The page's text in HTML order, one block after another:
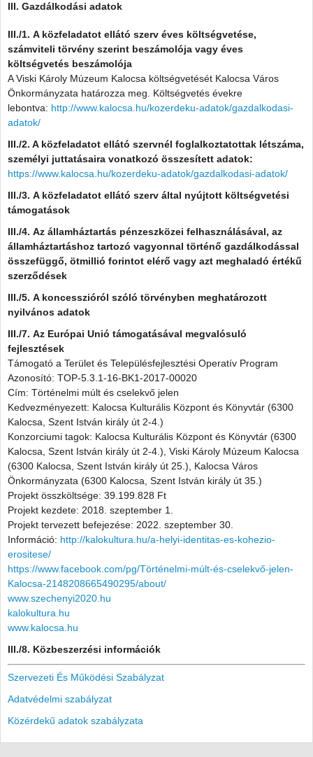
III. Gazdálkodási adatok
III./1. A közfeladatot ellátó szerv éves költségvetése,
számviteli törvény szerint beszámolója vagy éves
költségvetés beszámolója
A Viski Károly Múzeum Kalocsa költségvetését Kalocsa Város
Önkormányzata határozza meg. Költségvetés évekre
lebontva: http://www.kalocsa.hu/kozerdeku-adatok/gazdalkodasi-
adatok/
III./2. A közfeladatot ellátó szervnél foglalkoztatottak létszáma,
személyi juttatásaira vonatkozó összesített adatok:
https://www.kalocsa.hu/kozerdeku-adatok/gazdalkodasi-adatok/
III./3. A közfeladatot ellátó szerv által nyújtott költségvetési
támogatások
III./4. Az államháztartás pénzeszközei felhasználásával, az
államháztartáshoz tartozó vagyonnal történő gazdálkodással
összefüggő, ötmillió forintot elérő vagy azt meghaladó értékű
szerződések
III./5. A koncesszióról szóló törvényben meghatározott
nyilvános adatok
III./7. Az Európai Unió támogatásával megvalósuló
fejlesztések
Támogató a Terület és Településfejlesztési Operatív Program
Azonosító: TOP-5.3.1-16-BK1-2017-00020
Cím: Történelmi múlt és cselekvő jelen
Kedvezményezett: Kalocsa Kulturális Központ és Könyvtár (6300
Kalocsa, Szent István király út 2-4.)
Konzorciumi tagok: Kalocsa Kulturális Központ és Könyvtár (6300
Kalocsa, Szent István király út 2-4.), Viski Károly Múzeum Kalocsa
(6300 Kalocsa, Szent István király út 25.), Kalocsa Város
Önkormányzata (6300 Kalocsa, Szent István király út 35.)
Projekt összköltsége: 39.199.828 Ft
Projekt kezdete: 2018. szeptember 1.
Projekt tervezett befejezése: 2022. szeptember 30.
Információ: http://kalokultura.hu/a-helyi-identitas-es-kohezio-
erositese/
https://www.facebook.com/pg/Történelmi-múlt-és-cselekvő-jelen-
Kalocsa-2148208665490295/about/
www.szechenyi2020.hu
kalokultura.hu
www.kalocsa.hu
III./8. Közbeszerzési információk
Szervezeti És Működési Szabályzat
Adatvédelmi szabályzat
Közérdekű adatok szabályzata